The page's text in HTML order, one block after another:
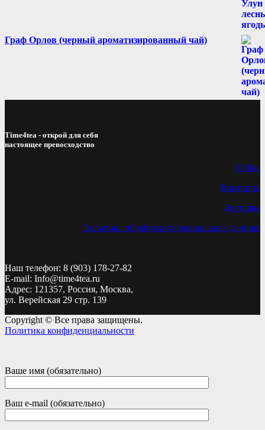
Граф Орлов (черный ароматизированный чай)
Time4tea - открой для себя
настоящее превосходство
О Нас
Контакты
Доставка
Политика обработки персональных данных
Наш телефон: 8 (903) 178-27-82
E-mail: Info@time4tea.ru
Адрес: 121357, Россия, Москва,
ул. Верейская 29 стр. 139
Copyright © Все права защищены.
Политика конфиденциальности
Ваше имя (обязательно)
Ваш e-mail (обязательно)